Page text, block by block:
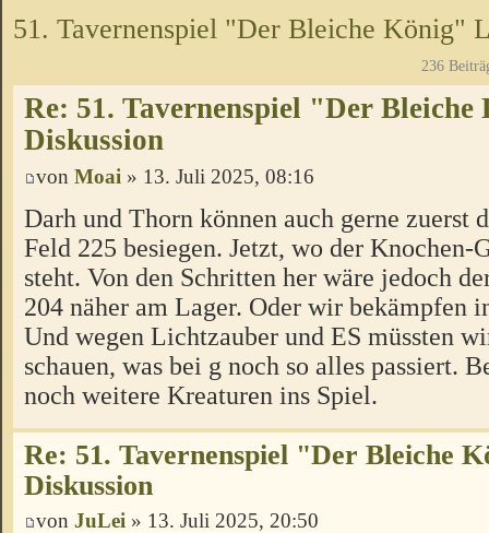
51. Tavernenspiel "Der Bleiche König"
236
Re: 51. Tavernenspiel "Der
Diskussion
von Moai » 13. Juli 2025, 08:16
Darh und Thorn können auch gerne zuerst
Feld 225 besiegen. Jetzt, wo der Knochen-
steht. Von den Schritten her wäre jedoch
204 näher am Lager. Oder wir bekämpfen
Und wegen Lichtzauber und ES müssten
schauen, was bei g noch so alles passiert.
noch weitere Kreaturen ins Spiel.
Re: 51. Tavernenspiel "Der Bleiche
Diskussion
von JuLei » 13. Juli 2025, 20:50